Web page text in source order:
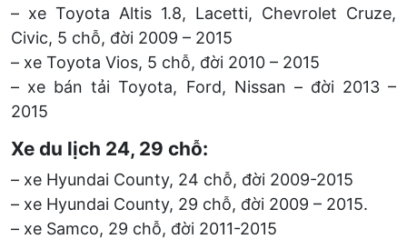
– xe Toyota Altis 1.8, Lacetti, Chevrolet Cruze,
Civic, 5 chỗ, đời 2009 – 2015
– xe Toyota Vios, 5 chỗ, đời 2010 – 2015
– xe bán tải Toyota, Ford, Nissan – đời 2013 –
2015
Xe du lịch 24, 29 chỗ:
– xe Hyundai County, 24 chỗ, đời 2009-2015
– xe Hyundai County, 29 chỗ, đời 2009 – 2015.
– xe Samco, 29 chỗ, đời 2011-2015